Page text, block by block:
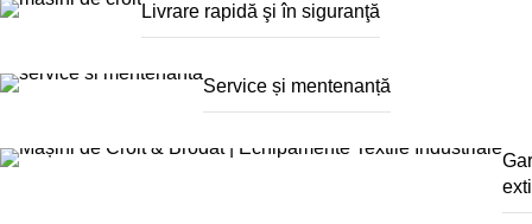
Livrare rapidă şi în siguranţă
Service și mentenanță